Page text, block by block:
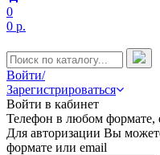
0
0 р.
Войти/
Зарегистрироваться
Войти в кабинет
Телефон в любом формате,
Для авторизации Вы
формате или email